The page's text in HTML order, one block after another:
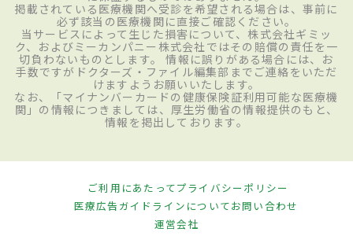
掲載されている医療機関へ受診を希望される場合は、事前に
必ず該当の医療機関に直接ご確認ください。
当サービスによって生じた損害について、株式会社ギミッ
ク、およびミーカンパニー株式会社ではその賠償の責任を一
切負わないものとします。 情報に誤りがある場合には、お
手数ですがドクターズ・ファイル編集部までご連絡をいただ
けますようお願いいたします。
なお、「マイナンバーカードの健康保険証利用可能な医療機
関」の情報につきましては、厚生労働省の情報提供のもと、
情報を掲出しております。
ご利用にあたってプライバシーポリシー
医療広告ガイドラインについてお問い合わせ
運営会社